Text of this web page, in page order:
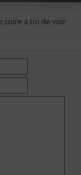
soire a toi de voir